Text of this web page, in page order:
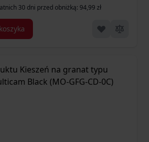
30 dni przed obniżką: 94,99 zł